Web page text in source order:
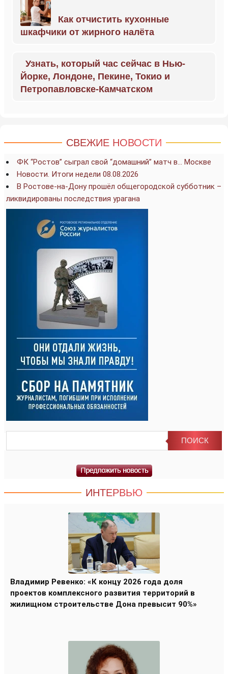
Как отчистить кухонные
шкафчики от жирного налёта
Узнать, который час сейчас в Нью-
Йорке, Лондоне, Пекине, Токио и
Петропавловске-Камчатском
СВЕЖИЕ НОВОСТИ
ФК “Ростов” сыграл свой “домашний” матч в… Москве
Новости. Итоги недели 08.08.2026
В Ростове-на-Дону прошёл общегородской субботник –
ликвидированы последствия урагана
ИНТЕРВЬЮ
Владимир Ревенко: «К концу 2026 года доля
проектов комплексного развития территорий в
жилищном строительстве Дона превысит 90%»